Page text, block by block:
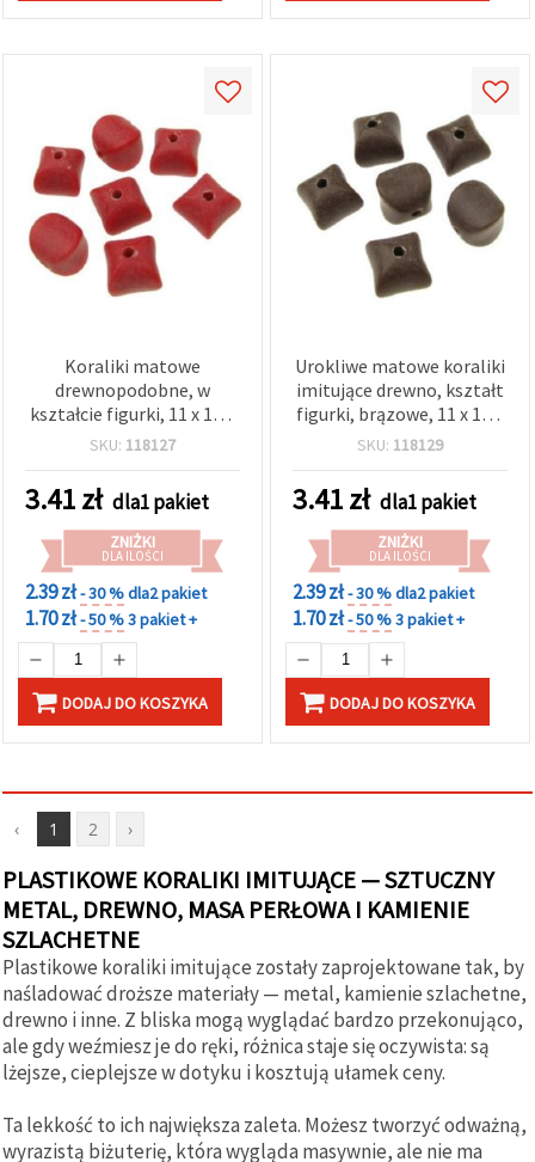
Koraliki matowe
drewnopodobne, w
kształcie figurki, 11 x 11 x
11,5 mm, otwór 2,5 mm,
SKU: 118127
3.41zł dla1 pakiet
ZNIŻKI
DLA ILOŚCI
2.39 zł- 30 %dla2 pakiet
1.70 zł- 50 %3 pakiet +
DODAJ DO KOSZYKA
Urokliwe matowe koraliki
imitujące drewno, kształt
figurki, brązowe, 11 x 11 x
11,5 mm, otwór 2,5 mm,
akcenty do biżuterii i
projektów DIY
SKU: 118129
3.41zł dla1 pakiet
ZNIŻKI
DLA ILOŚCI
2.39 zł- 30 %dla2 pakiet
1.70 zł- 50 %3 pakiet +
DODAJ DO KOSZYKA
‹ 1 2 ›
PLASTIKOWE KORALIKI IMITUJĄCE — SZTUCZNY
METAL, DREWNO, MASA PERŁOWA I KAMIENIE
SZLACHETNE
Plastikowe koraliki imitujące zostały zaprojektowane tak, by
naśladować droższe materiały — metal, kamienie szlachetne,
drewno i inne. Z bliska mogą wyglądać bardzo przekonująco,
ale gdy weźmiesz je do ręki, różnica staje się oczywista: są
lżejsze, cieplejsze w dotyku i kosztują ułamek ceny.
Ta lekkość to ich największa zaleta. Możesz tworzyć odważną,
wyrazistą biżuterię, która wygląda masywnie, ale nie ma